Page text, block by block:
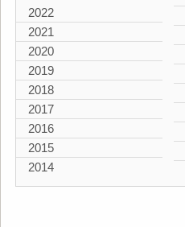
2022
2021
2020
2019
2018
2017
2016
2015
2014